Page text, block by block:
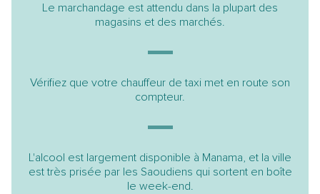
Le marchandage est attendu dans la plupart des
magasins et des marchés.
Vérifiez que votre chauffeur de taxi met en route son
compteur.
L'alcool est largement disponible à Manama, et la ville
est très prisée par les Saoudiens qui sortent en boîte
le week-end.